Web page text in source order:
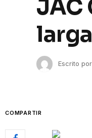
JAC
Escrito por
COMPARTIR